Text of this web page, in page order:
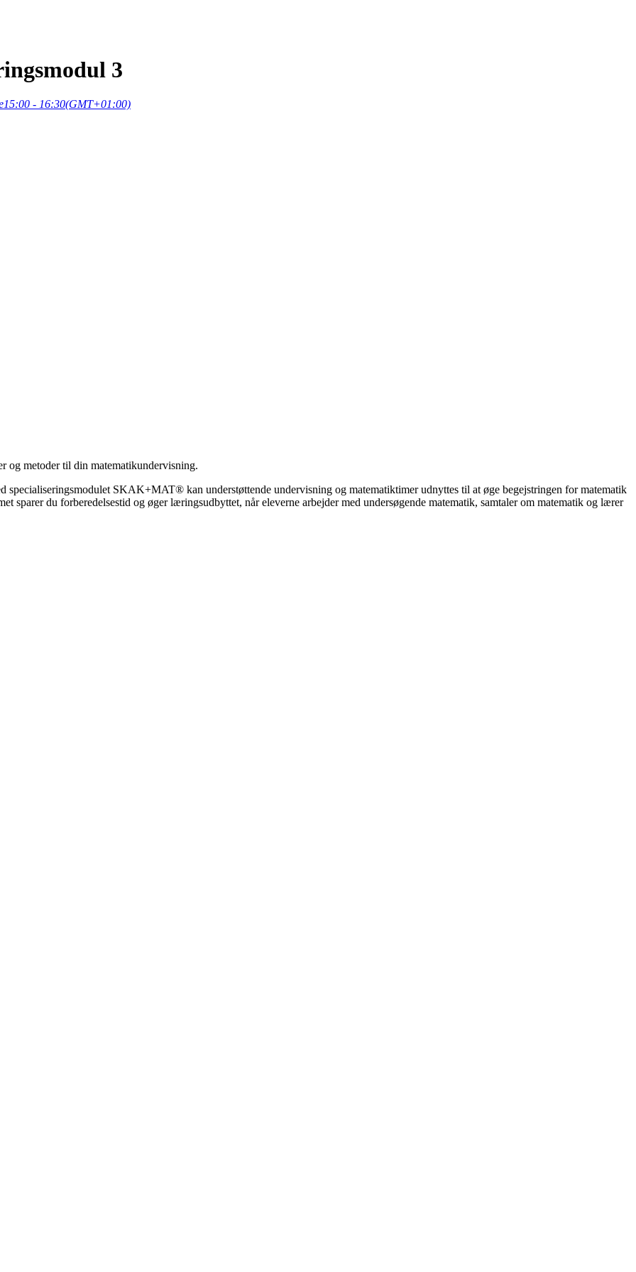
3
15:00 - 16:30(GMT+01:00)
og metoder til din matematikundervisning.
specialiseringsmodulet SKAK+MAT® kan understøttende undervisning og matematiktimer udnyttes til at øge begejstringen for matematik
du forberedelsestid og øger læringsudbyttet, når eleverne arbejder med undersøgende matematik, samtaler om matematik og lærer